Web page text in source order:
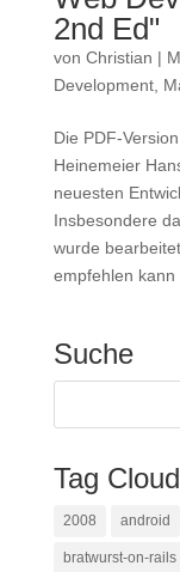
2nd Ed"
von Christian |
Development,
Die PDF-
Heinemeier
neuesten
Insbesondere
wurde
empfehlen kann
Suche
Tag Cloud
2008 android
bratwurst-on-rails